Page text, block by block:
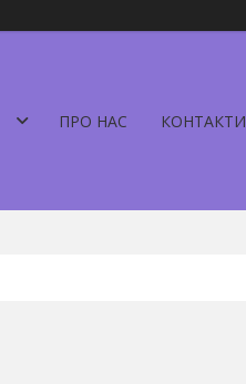
ПРО НАС КОНТАКТИ